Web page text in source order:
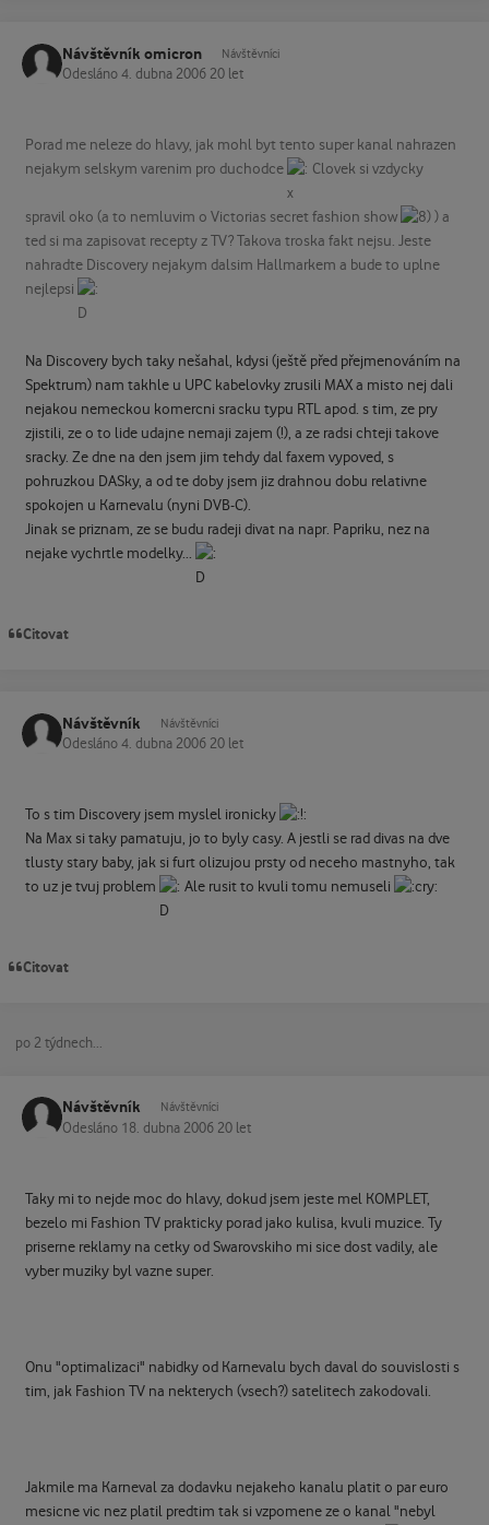
Návštěvník omicron Návštěvníci
Odesláno 4. dubna 2006 20 let
Porad me neleze do hlavy, jak mohl byt tento super kanal nahrazen
nejakym selskym varenim pro duchodce
Clovek si vzdycky
spravil oko (a to nemluvim o Victorias secret fashion show
) a
ted si ma zapisovat recepty z TV? Takova troska fakt nejsu. Jeste
nahradte Discovery nejakym dalsim Hallmarkem a bude to uplne
nejlepsi
Na Discovery bych taky nešahal, kdysi (ještě před přejmenováním na
Spektrum) nam takhle u UPC kabelovky zrusili MAX a misto nej dali
nejakou nemeckou komercni sracku typu RTL apod. s tim, ze pry
zjistili, ze o to lide udajne nemaji zajem (!), a ze radsi chteji takove
sracky. Ze dne na den jsem jim tehdy dal faxem vypoved, s
pohruzkou DASky, a od te doby jsem jiz drahnou dobu relativne
spokojen u Karnevalu (nyni DVB-C).
Jinak se priznam, ze se budu radeji divat na napr. Papriku, nez na
nejake vychrtle modelky...
Citovat
Návštěvník Návštěvníci
Odesláno 4. dubna 2006 20 let
To s tim Discovery jsem myslel ironicky
Na Max si taky pamatuju, jo to byly casy. A jestli se rad divas na dve
tlusty stary baby, jak si furt olizujou prsty od neceho mastnyho, tak
to uz je tvuj problem
Ale rusit to kvuli tomu nemuseli
Citovat
po 2 týdnech...
Návštěvník Návštěvníci
Odesláno 18. dubna 2006 20 let
Taky mi to nejde moc do hlavy, dokud jsem jeste mel KOMPLET,
bezelo mi Fashion TV prakticky porad jako kulisa, kvuli muzice. Ty
priserne reklamy na cetky od Swarovskiho mi sice dost vadily, ale
vyber muziky byl vazne super.
Onu "optimalizaci" nabidky od Karnevalu bych daval do souvislosti s
tim, jak Fashion TV na nekterych (vsech?) satelitech zakodovali.
Jakmile ma Karneval za dodavku nejakeho kanalu platit o par euro
mesicne vic nez platil predtim tak si vzpomene ze o kanal "nebyl